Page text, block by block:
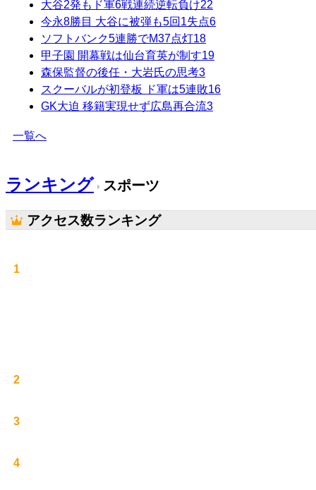
大谷2発もド軍6戦連続逆転負け22
今永8勝目 大谷に被弾も5回1失点6
ソフトバンク5連勝でM37点灯18
甲子園 開幕戦は仙台育英が制す19
森保監督の後任・大岩氏の思考3
スクーバルが初登板 ド軍は5連敗16
GK大迫 移籍実現せず広島再合流3
一覧へ
ランキング スポーツ
アクセス数ランキング
1
2
3
4